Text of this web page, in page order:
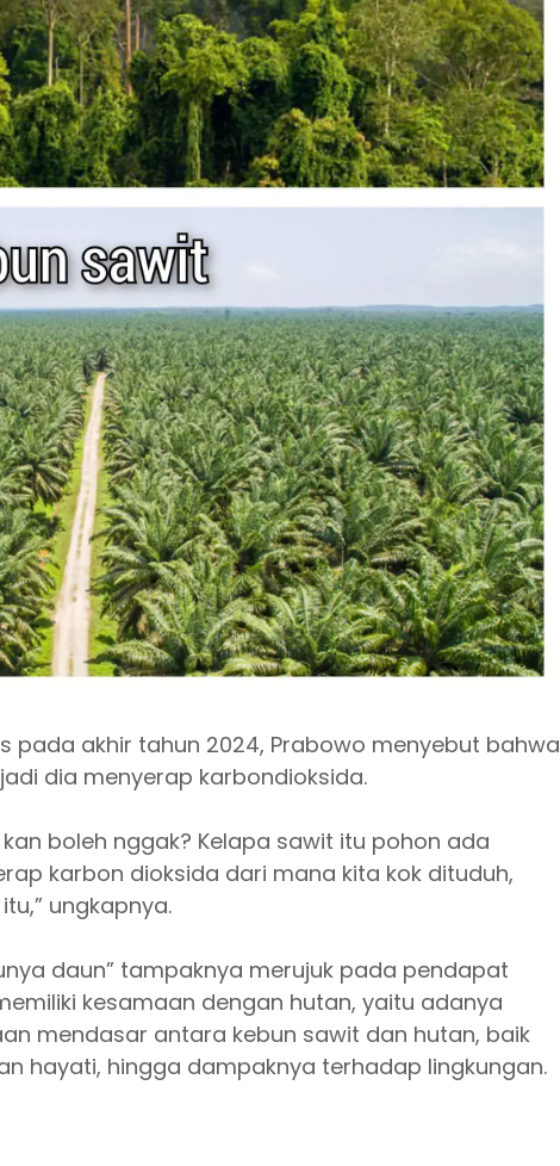
pada akhir tahun 2024, Prabowo menyebut bahwa
dia menyerap karbondioksida.
boleh nggak? Kelapa sawit itu pohon ada
karbon dioksida dari mana kita kok dituduh,
ungkapnya.
daun” tampaknya merujuk pada pendapat
kesamaan dengan hutan, yaitu adanya
mendasar antara kebun sawit dan hutan, baik
hayati, hingga dampaknya terhadap lingkungan.